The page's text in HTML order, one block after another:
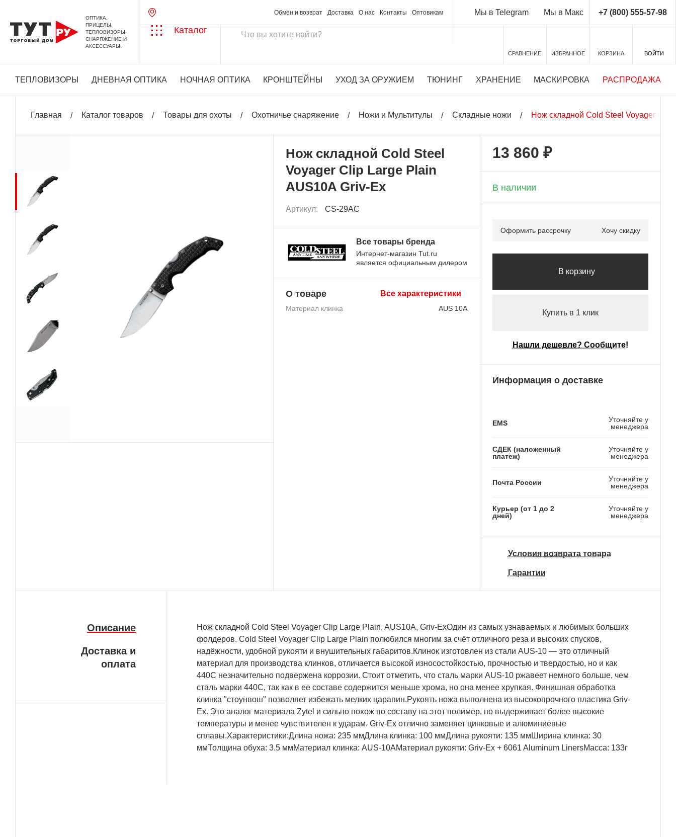
ОПТИКА,
ПРИЦЕЛЫ,
ТЕПЛОВИЗОРЫ,
СНАРЯЖЕНИЕ И
АКСЕССУАРЫ.
Обмен и возврат Доставка О нас Контакты Оптовикам Мы в Telegram Мы в Макс +7 (800) 555-57-98
Каталог
СРАВНЕНИЕ ИЗБРАННОЕ КОРЗИНА ВОЙТИ
ТЕПЛОВИЗОРЫ ДНЕВНАЯ ОПТИКА НОЧНАЯ ОПТИКА КРОНШТЕЙНЫ УХОД ЗА ОРУЖИЕМ ТЮНИНГ ХРАНЕНИЕ МАСКИРОВКА РАСПРОДАЖА
Главная Каталог товаров Товары для охоты Охотничье снаряжение Ножи и Мультитулы Складные ножи Нож складной Cold Steel Voyager Clip
Нож складной Cold Steel
Voyager Clip Large Plain
AUS10A Griv-Ex
Артикул: CS-29AC
Все товары бренда
Интернет-магазин Tut.ru
является официальным дилером
О товаре Все характеристики
Материал клинка AUS 10A
13 860 ₽
В наличии
Оформить рассрочку Хочу скидку
В корзину
Купить в 1 клик
Нашли дешевле? Сообщите!
Информация о доставке
EMS
Уточняйте у
менеджера
СДЕК (наложенный
платеж)
Уточняйте у
менеджера
Почта России
Уточняйте у
менеджера
Курьер (от 1 до 2
дней)
Уточняйте у
менеджера
Условия возврата товара
Гарантии
Описание
Доставка и
оплата
Нож складной Cold Steel Voyager Clip Large Plain, AUS10A, Griv-ExОдин из самых узнаваемых и любимых больших
фолдеров. Cold Steel Voyager Clip Large Plain полюбился многим за счёт отличного реза и высоких спусков,
надёжности, удобной рукояти и внушительных габаритов.Клинок изготовлен из стали AUS-10 — это отличный
материал для производства клинков, отличается высокой износостойкостью, прочностью и твердостью, но и как
440С незначительно подвержена коррозии. Стоит отметить, что сталь марки AUS-10 ржавеет немного больше, чем
сталь марки 440С, так как в ее составе содержится меньше хрома, но она менее хрупкая. Финишная обработка
клинка "стоунвош" позволяет избежать мелких царапин.Рукоять ножа выполнена из высокопрочного пластика Griv-
Ex. Это аналог материала Zytel и сильно похож по составу на этот полимер, но выдерживает более высокие
температуры и менее чувствителен к ударам. Griv-Ex отлично заменяет цинковые и алюминиевые
сплавы.Характеристики:Длина ножа: 235 ммДлина клинка: 100 ммДлина рукояти: 135 ммШирина клинка: 30
ммТолщина обуха: 3.5 ммМатериал клинка: AUS-10AМатериал рукояти: Griv-Ex + 6061 Aluminum LinersМасса: 133г